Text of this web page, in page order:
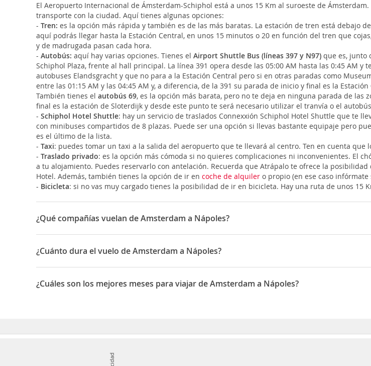
El Aeropuerto Internacional de Ámsterdam-Schiphol está a unos 15 Km al suroeste de
transporte con la ciudad. Aquí tienes algunas opciones:
- Tren: es la opción más rápida y también es de las más baratas. La estación de tren está debajo
aquí podrás llegar hasta la Estación Central, en unos 15 minutos o 20 en función del tren que
y de madrugada pasan cada hora.
- Autobús: aquí hay varias opciones. Tienes el Airport Shuttle Bus (líneas 397 y N97) que es, junto
Schiphol Plaza, frente al hall principal. La línea 391 opera desde las 05:00 AM hasta las 0:45 AM
autobuses Elandsgracht y que no para a la Estación Central pero si en otras paradas como
entre las 01:15 AM y las 04:45 AM y, a diferencia, de la 391 su parada de inicio y final es la
También tienes el autobús 69, es la opción más barata, pero no te deja en ninguna parada de
final es la estación de Sloterdijk y desde este punto te será necesario utilizar el tranvía o el
- Schiphol Hotel Shuttle: hay un servicio de traslados Connexxión Schiphol Hotel Shuttle que te
con minibuses compartidos de 8 plazas. Puede ser una opción si llevas bastante equipaje pero
es el último de la lista.
- Taxi: puedes tomar un taxi a la salida del aeropuerto que te llevará al centro. Ten en cuenta que
- Traslado privado: es la opción más cómoda si no quieres complicaciones ni inconvenientes. El
a tu alojamiento. Puedes reservarlo con antelación. Recuerda que Atrápalo te ofrece la
Hotel. Además, también tienes la opción de ir en coche de alquiler o propio (en ese caso
- Bicicleta: si no vas muy cargado tienes la posibilidad de ir en bicicleta. Hay una ruta de unos
¿Qué compañías vuelan de Amsterdam a Nápoles?
Las compañías que vuelan de Amsterdam a Nápoles son: Transavia, ITA Airways, KLM
¿Cuánto dura el vuelo de Amsterdam a Nápoles?
La duración media para viajar entre Amsterdam y Nápoles es 02:25
¿Cuáles son los mejores meses para viajar de Amsterdam a Nápoles?